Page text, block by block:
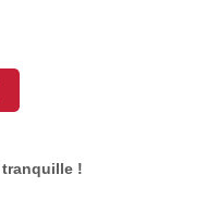
tranquille !